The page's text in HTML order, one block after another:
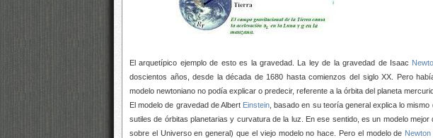
El arquetípico ejemplo de esto es la gravedad. La ley de la gravedad de Isaac
doscientos años, desde la década de 1680 hasta comienzos del siglo XX. Pero
modelo newtoniano no podía explicar o predecir, referente a la órbita del planeta
El modelo de gravedad de Albert Einstein , basado en su teoría general explica lo mismo
sutiles de órbitas planetarias y curvatura de la luz. En ese sentido, es un modelo
sobre el Universo en general) que el viejo modelo no hace. Pero el modelo de Newton